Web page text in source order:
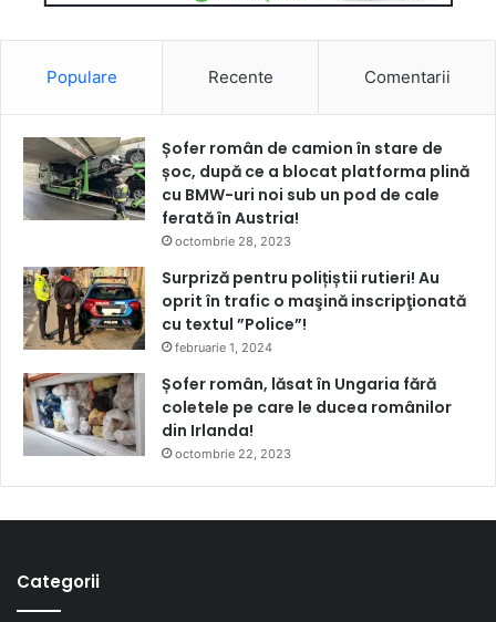
Populare Recente Comentarii
Șofer român de camion în stare de
șoc, după ce a blocat platforma plină
cu BMW-uri noi sub un pod de cale
ferată în Austria!
octombrie 28, 2023
Surpriză pentru polițiștii rutieri! Au
oprit în trafic o maşină inscripţionată
cu textul ”Police”!
februarie 1, 2024
Șofer român, lăsat în Ungaria fără
coletele pe care le ducea românilor
din Irlanda!
octombrie 22, 2023
Categorii